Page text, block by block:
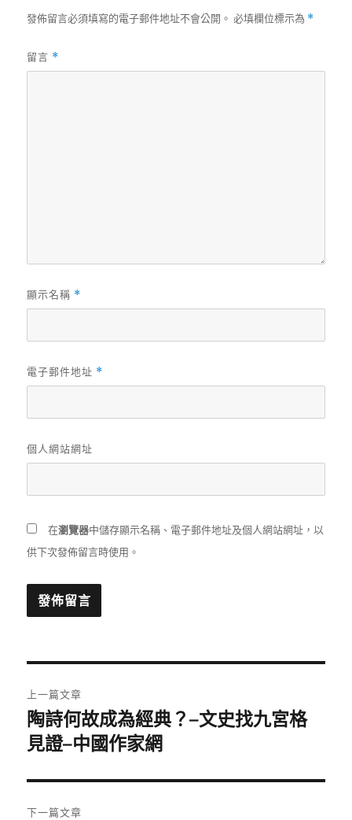
發佈留言必須填寫的電子郵件地址不會公開。 必填欄位標示為 *
留言 *
顯示名稱 *
電子郵件地址 *
個人網站網址
在瀏覽器中儲存顯示名稱、電子郵件地址及個人網站網址，以
供下次發佈留言時使用。
章
導
覽
上一篇文章
上
一
文
章:
陶詩何故成為經典？–文史找九宮格
見證–中國作家網
下一篇文章